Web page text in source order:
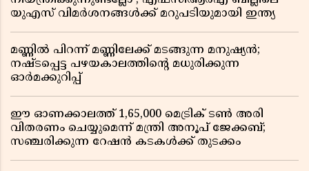
യുഎസ് വിമർശനങ്ങൾക്ക് മറുപടിയുമായി ഇന്ത്യ
മണ്ണിൽ പിറന്ന് മണ്ണിലേക്ക് മടങ്ങുന്ന മനുഷ്യൻ;
നഷ്ടപ്പെട്ട പഴയകാലത്തിൻ്റെ മധുരിക്കുന്ന
ഓർമക്കുറിപ്പ്
ഈ ഓണക്കാലത്ത് 1,65,000 മെട്രിക് ടൺ അരി
വിതരണം ചെയ്യുമെന്ന് മന്ത്രി അനൂപ് ജേക്കബ്;
സഞ്ചരിക്കുന്ന റേഷൻ കടകൾക്ക് തുടക്കം